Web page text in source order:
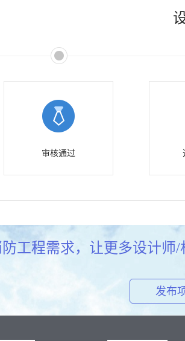
审核通过
工程需求，让更多设计师
发布